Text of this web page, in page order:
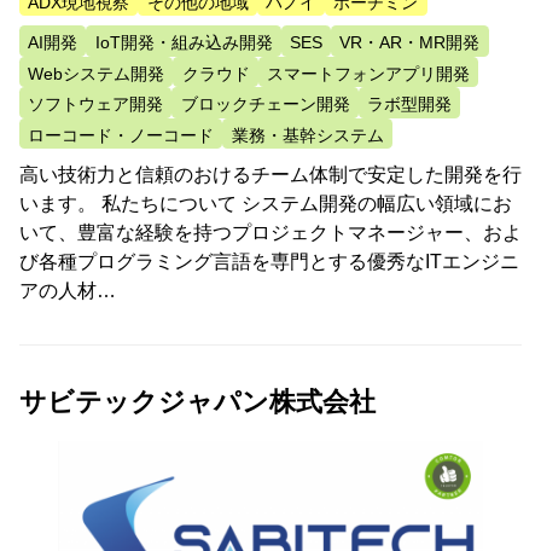
AI開発 IoT開発・組み込み開発 SES
VR・AR・MR開発
Webシステム開発
クラウド
スマートフォンアプリ開発
ソフトウェア開発
ブロックチェーン開発
ラボ型開発
ローコード・ノーコード
業務・基幹システム
高い技術力と信頼のおけるチーム体制で安定した開発を行
います。 私たちについて システム開発の幅広い領域にお
いて、豊富な経験を持つプロジェクトマネージャー、およ
び各種プログラミング言語を専門とする優秀なITエンジニ
アの人材…
サビテックジャパン株式会社